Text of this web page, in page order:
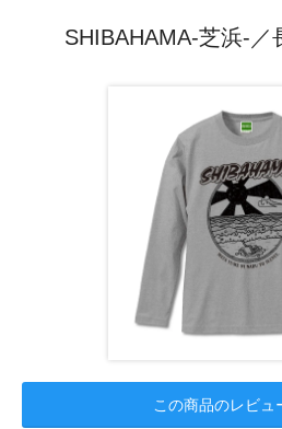
SHIBAHAMA-芝浜-／
この商品のレビュ